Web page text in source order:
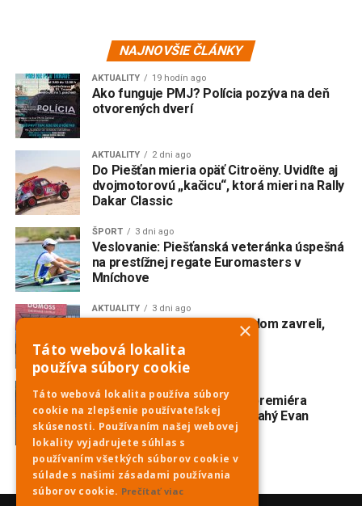
NAJNOVŠIE ČLÁNKY
AKTUALITY 19 hodín ago
Ako funguje PMJ? Polícia pozýva na deň
otvorených dverí
AKTUALITY 2 dni ago
Do Piešťan mieria opäť Citroëny. Uvidíte aj
dvojmotorovú „kačicu“, ktorá mieri na Rally
Dakar Classic
ŠPORT 3 dni ago
Veslovanie: Piešťanská veteránka úspešná
na prestížnej regate Euromasters v
Mníchove
AKTUALITY 3 dni ago
Domoss skončil. Obchodný dom zavreli,
V Trnave vzniká slovenská premiéra
broadwayského muzikálu Drahý Evan
Hansen
×
Táto webová lokalita
používa súbory cookie
Táto webová lokalita používa súbory
cookie na zlepšenie používateľskej
skúsenosti. Používaním našej webovej
lokality vyjadrujete súhlas s
používaním všetkých súborov cookie v
súlade s našimi zásadami používania
súborov cookie. Prečítať viac